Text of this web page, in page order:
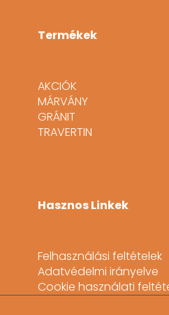
Termékek
AKCIÓK
MÁRVÁNY
GRÁNIT
TRAVERTIN
Hasznos Linkek
Felhasználási feltételek
Adatvédelmi irányelve
Cookie használati